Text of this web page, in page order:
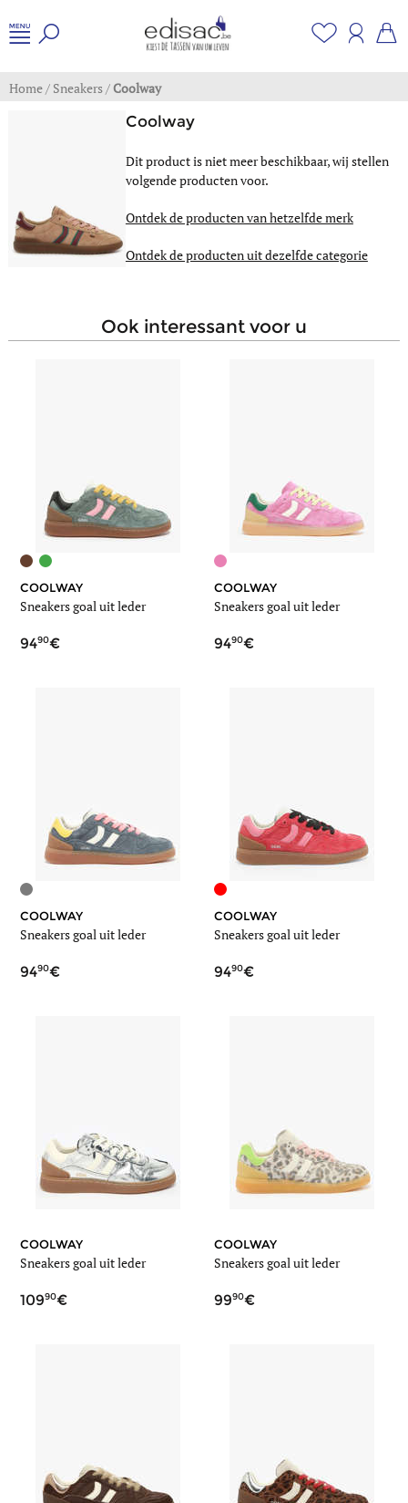
Home/ Sneakers/Coolway
Coolway
Dit product is niet meer beschikbaar, wij stellen
volgende producten voor.
Ontdek de producten van hetzelfde merk
Ontdek de producten uit dezelfde categorie
ook interessant voor u
COOLWAY
Sneakers goal uit leder
9490
COOLWAY
Sneakers goal uit leder
9490
COOLWAY
Sneakers goal uit leder
9490
COOLWAY
Sneakers goal uit leder
9490
COOLWAY
Sneakers goal uit leder
10990
COOLWAY
Sneakers goal uit leder
9990